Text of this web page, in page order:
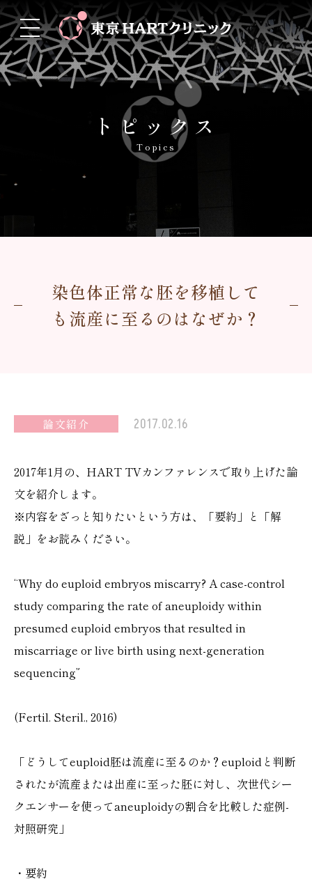
トピックス
Topics
染色体正常な胚を移植して
も流産に至るのはなぜか？
論文紹介 2017.02.16
2017年1月の、HART TVカンファレンスで取り上げた論
文を紹介します。
※内容をざっと知りたいという方は、「要約」と「解
説」をお読みください。
“Why do euploid embryos miscarry? A case-control
study comparing the rate of aneuploidy within
presumed euploid embryos that resulted in
miscarriage or live birth using next-generation
sequencing”
(Fertil. Steril., 2016)
「どうしてeuploid胚は流産に至るのか？euploidと判断
されたが流産または出産に至った胚に対し、次世代シー
クエンサーを使ってaneuploidyの割合を比較した症例-
対照研究」
・要約